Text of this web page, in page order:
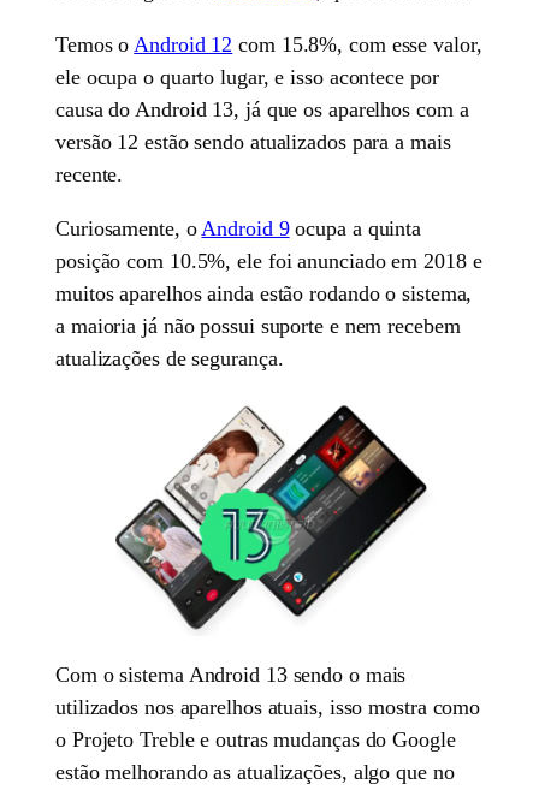
Temos o Android 12 com 15.8%, com esse valor,
ele ocupa o quarto lugar, e isso acontece por
causa do Android 13, já que os aparelhos com a
versão 12 estão sendo atualizados para a mais
recente.
Curiosamente, o Android 9ocupa a quinta
posição com 10.5%, ele foi anunciado em 2018 e
muitos aparelhos ainda estão rodando o sistema,
a maioria já não possui suporte e nem recebem
atualizações de segurança.
Com o sistema Android 13 sendo o mais
utilizados nos aparelhos atuais, isso mostra como
o Projeto Treble e outras mudanças do Google
estão melhorando as atualizações, algo que no